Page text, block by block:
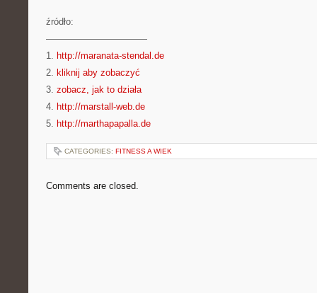
źródło:
———————————
1. http://maranata-stendal.de
2. kliknij aby zobaczyć
3. zobacz, jak to działa
4. http://marstall-web.de
5. http://marthapapalla.de
CATEGORIES: FITNESS A WIEK
Comments are closed.